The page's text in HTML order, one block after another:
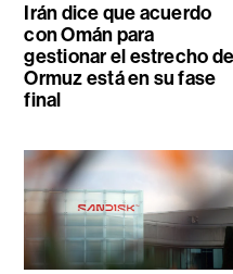
Irán dice que acuerdo
con Omán para
gestionar el estrecho de
Ormuz está en su fase
final